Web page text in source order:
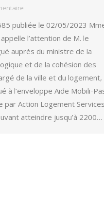
publiée le 02/05/2023
l’attention de M. le
auprès du ministre de la
et de la cohésion des
de la ville et du logement,
à l’enveloppe Aide Mobili-
Action Logement
atteindre jusqu’à 2200…